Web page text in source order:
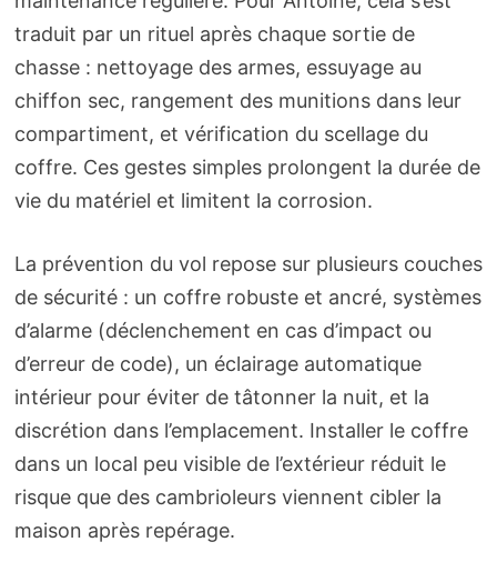
traduit par un rituel après chaque sortie de
chasse : nettoyage des armes, essuyage au
chiffon sec, rangement des munitions dans leur
compartiment, et vérification du scellage du
coffre. Ces gestes simples prolongent la durée de
vie du matériel et limitent la corrosion.
La prévention du vol repose sur plusieurs couches
de sécurité : un coffre robuste et ancré, systèmes
d’alarme (déclenchement en cas d’impact ou
d’erreur de code), un éclairage automatique
intérieur pour éviter de tâtonner la nuit, et la
discrétion dans l’emplacement. Installer le coffre
dans un local peu visible de l’extérieur réduit le
risque que des cambrioleurs viennent cibler la
maison après repérage.